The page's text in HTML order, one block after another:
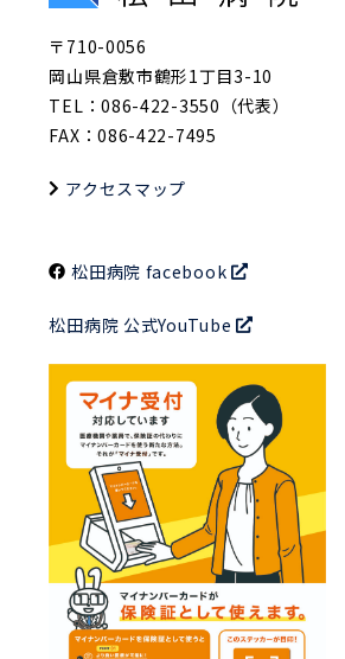
〒710-0056
岡山県倉敷市鶴形1丁目3-10
TEL：086-422-3550（代表）
FAX：086-422-7495
アクセスマップ
松田病院 facebook
松田病院 公式YouTube